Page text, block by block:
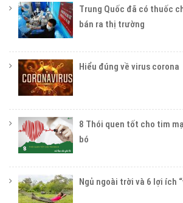
Trung Quốc đã có thuốc
bán ra thị trường
Hiểu đúng về virus corona
8 Thói quen tốt cho tim
bó
Ngủ ngoài trời và 6 lợi ích